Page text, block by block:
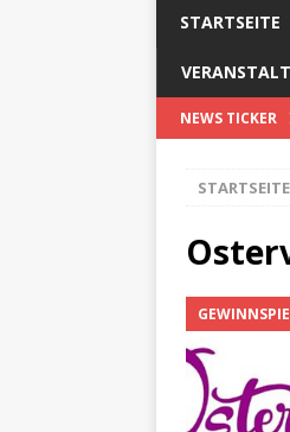
STARTSEITE
NEWS TICKER
STARTSEITE